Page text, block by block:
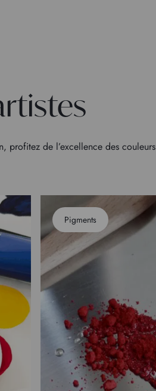
profitez de l’excellence des couleurs
Pigments